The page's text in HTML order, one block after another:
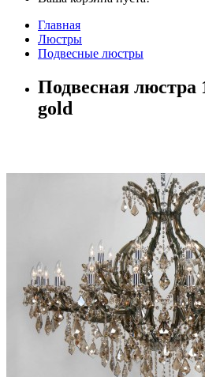
Главная
Люстры
Подвесные люстры
Подвесная люстра
gold